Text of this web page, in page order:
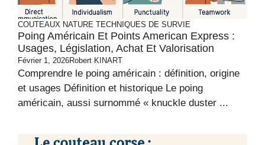
COUTEAUX NATURE TECHNIQUES DE SURVIE
Poing Américain Et Points American Express :
Usages, Législation, Achat Et Valorisation
Février 1, 2026Robert KINART
Comprendre le poing américain : définition, origine
et usages Définition et historique Le poing
américain, aussi surnommé « knuckle duster ...